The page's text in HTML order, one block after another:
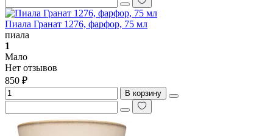
Пиала Гранат 1276, фарфор, 75 мл
пиала
1
Мало
Нет отзывов
850 ₽
В корзину